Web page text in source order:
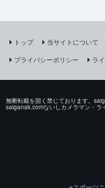
トップ 当サイトについて
プライバシーポリシー
ラ
無断転載を固く禁じております。
saiganak.comないしカメラマン・ラ